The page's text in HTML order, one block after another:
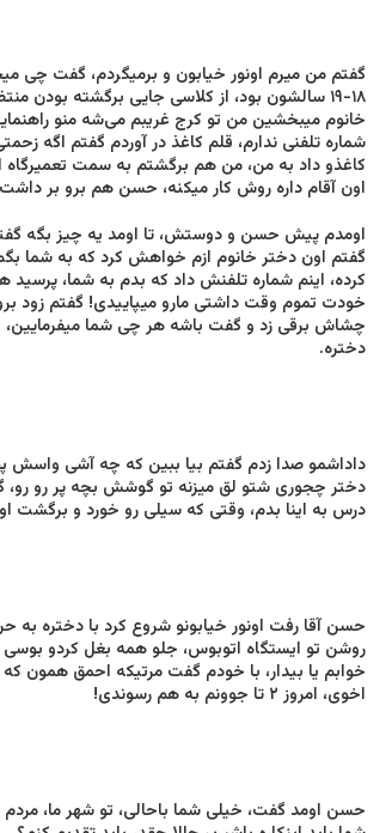
گفتم من میرم اونور خیابون و برمیگردم، گفت چی‌
۱۸-۱۹ سالشون بود، از کلاسی جایی‌ برگشته
خانوم میبخشین من تو کرج غریبم می‌شه منو
شماره تلفنی ندارم، قلم کاغذ در آوردم گفتم اگه
کاغذو داد به من، من هم برگشتم به سمت
اون آقام داره روش کار میکنه، حسن هم برو بر
اومدم پیش حسن و دوستش، تا اومد یه چیز بگه
گفتم اون دختر خانوم ازم خواهش کرد که به شما
خودت تموم وقت داشتی مارو میپاییدی! گفتم زود
چشاش برقی زد و گفت باشه هر چی‌ شما میفرمایین،
دختره.
داداشمو صدا زدم گفتم بیا ببین که چه آشی واسش
دختر چجوری شتو لق میزنه تو گوشش بچه پر رو رو،
درس به اینا بدم، وقتی‌ که سیلی‌ رو خورد و برگشت
خوابم یا بیدار، با خودم گفت مرتیکه احمق همون
اخوی، امروز ۲ تا جوونم به هم رسوندی!
حسن اومد گفت، خیلی‌ شما باحالی، تو شهر ما،